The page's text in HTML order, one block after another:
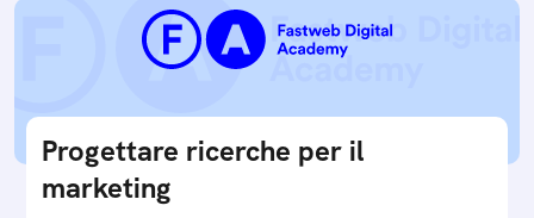
Progettare ricerche per il
marketing